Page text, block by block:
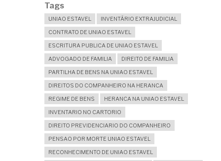
Tags
UNIAO ESTAVEL
INVENTÁRIO EXTRAJUDICIAL
CONTRATO DE UNIAO ESTAVEL
ESCRITURA PUBLICA DE UNIAO ESTAVEL
ADVOGADO DE FAMILIA
DIREITO DE FAMILIA
PARTILHA DE BENS NA UNIAO ESTAVEL
DIREITOS DO COMPANHEIRO NA HERANCA
REGIME DE BENS
HERANCA NA UNIAO ESTAVEL
INVENTARIO NO CARTORIO
DIREITO PREVIDENCIARIO DO COMPANHEIRO
PENSAO POR MORTE UNIAO ESTAVEL
RECONHECIMENTO DE UNIAO ESTAVEL